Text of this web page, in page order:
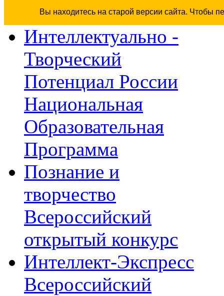
Вы находитесь на старой версии сайта. Чтобы
Интеллектуально -
Творческий
Потенциал России
Национальная
Образовательная
Программа
Познание и
творчество
Всероссийский
открытый конкурс
Интеллект-Экспресс
Всероссийский